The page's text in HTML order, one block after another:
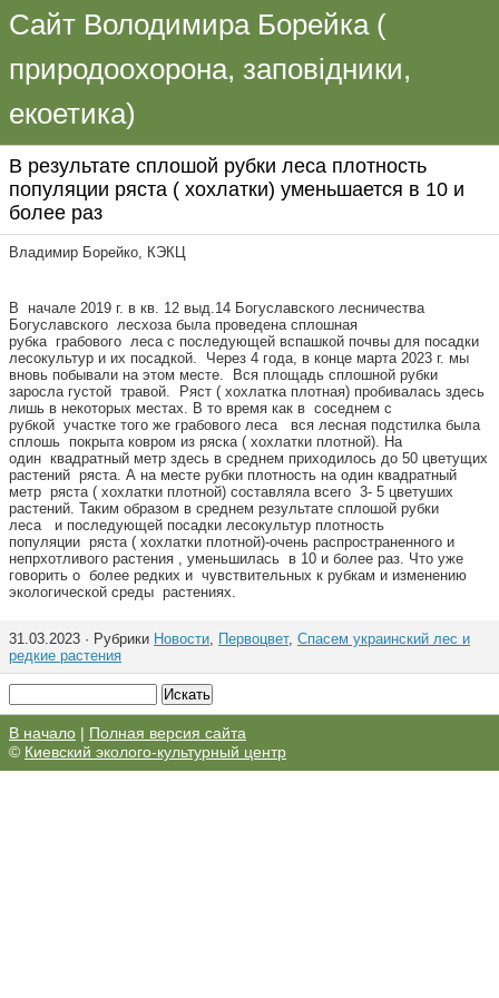
Сайт Володимира Борейка (
природоохорона, заповідники,
екоетика)
В результате сплошой рубки леса плотность
популяции ряста ( хохлатки) уменьшается в 10 и
более раз
Владимир Борейко, КЭКЦ
В начале 2019 г. в кв. 12 выд.14 Богуславского лесничества
Богуславского лесхоза была проведена сплошная
рубка грабового леса с последующей вспашкой почвы для посадки
лесокультур и их посадкой. Через 4 года, в конце марта 2023 г. мы
вновь побывали на этом месте. Вся площадь сплошной рубки
заросла густой травой. Ряст ( хохлатка плотная) пробивалась здесь
лишь в некоторых местах. В то время как в соседнем с
рубкой участке того же грабового леса вся лесная подстилка была
сплошь покрыта ковром из ряска ( хохлатки плотной). На
один квадратный метр здесь в среднем приходилось до 50 цветущих
растений ряста. А на месте рубки плотность на один квадратный
метр ряста ( хохлатки плотной) составляла всего 3- 5 цветуших
растений. Таким образом в среднем результате сплошой рубки
леса и последующей посадки лесокультур плотность
популяции ряста ( хохлатки плотной)-очень распространенного и
непрхотливого растения , уменьшилась в 10 и более раз. Что уже
говорить о более редких и чувствительных к рубкам и изменению
экологической среды растениях.
31.03.2023 · Рубрики Новости, Первоцвет, Спасем украинский лес и
редкие растения
В начало | Полная версия сайта
© Киевский эколого-культурный центр